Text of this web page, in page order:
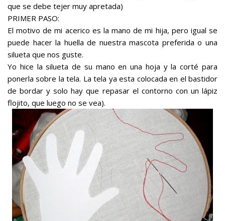
que se debe tejer muy apretada)
PRIMER PASO:
El motivo de mi acerico es la mano de mi hija, pero igual se
puede hacer la huella de nuestra mascota preferida o una
silueta que nos guste.
Yo hice la silueta de su mano en una hoja y la corté para
ponerla sobre la tela. La tela ya esta colocada en el bastidor
de bordar y solo hay que repasar el contorno con un lápiz
flojito, que luego no se vea).